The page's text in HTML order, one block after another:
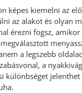
képes kiemelni az
az alakot és olyan
érezni fogsz, amikor
a legszebb
a
különbséget jelenthet